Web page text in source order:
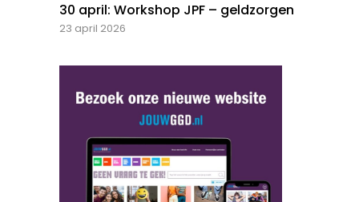
30 april: Workshop JPF – geldzorgen
23 april 2026